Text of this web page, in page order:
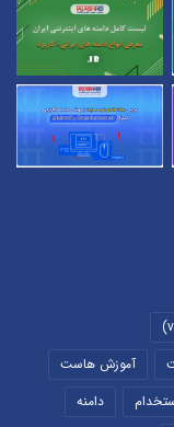
آموزش هاست
دامنه